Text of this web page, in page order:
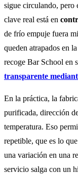
sigue circulando, pero
clave real está en
de frío empuje fuera
queden atrapados en
recoge Bar School en
transparente
En la práctica, la
purificada, dirección
temperatura. Eso
repetible, que es lo
una variación en una
servicio salga con un